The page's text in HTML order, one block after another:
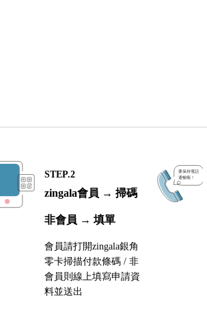
STEP.2
zingala會員 → 掃碼
非會員 → 填單
會員請打開zingala銀角
零卡掃描付款條碼 / 非
會員則線上填寫申請資
料並送出